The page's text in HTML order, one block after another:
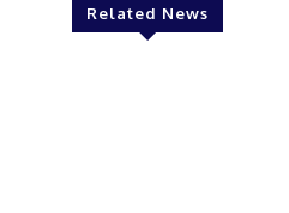
Related News